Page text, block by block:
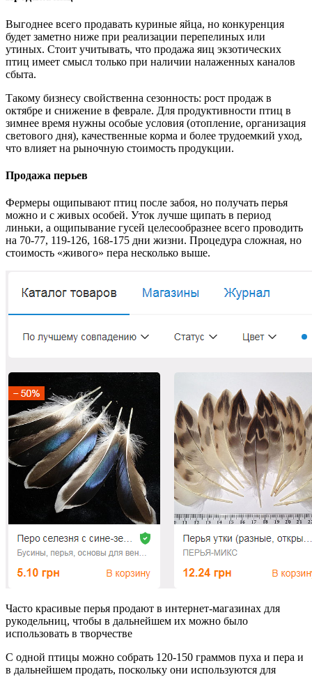
Выгоднее всего продавать куриные яйца, но конкуренция
будет заметно ниже при реализации перепелиных или
утиных. Стоит учитывать, что продажа яиц экзотических
птиц имеет смысл только при наличии налаженных каналов
сбыта.
Такому бизнесу свойственна сезонность: рост продаж в
октябре и снижение в феврале. Для продуктивности птиц в
зимнее время нужны особые условия (отопление, организация
светового дня), качественные корма и более трудоемкий уход,
что влияет на рыночную стоимость продукции.
Продажа перьев
Фермеры ощипывают птиц после забоя, но получать перья
можно и с живых особей. Уток лучше щипать в период
линьки, а ощипывание гусей целесообразнее всего проводить
на 70-77, 119-126, 168-175 дни жизни. Процедура сложная, но
стоимость «живого» пера несколько выше.
Часто красивые перья продают в интернет-магазинах для
рукодельниц, чтобы в дальнейшем их можно было
использовать в творчестве
С одной птицы можно собрать 120-150 граммов пуха и пера и
в дальнейшем продать, поскольку они используются для